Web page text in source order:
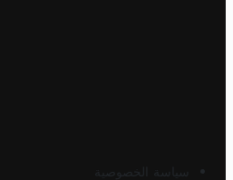
سياسة الخصوصية